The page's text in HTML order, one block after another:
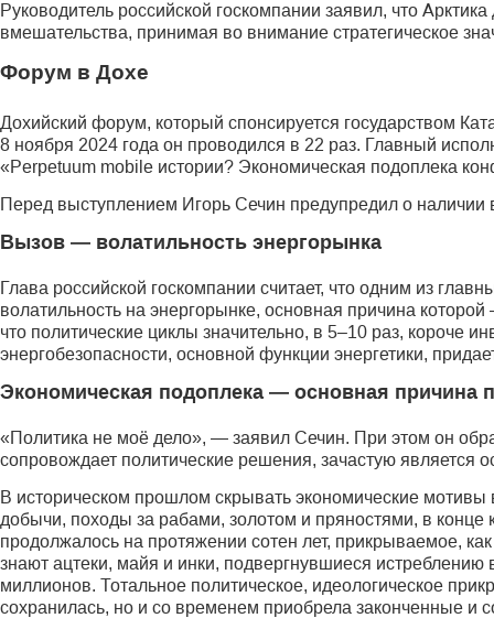
Руководитель российской госкомпании заявил, что
вмешательства, принимая во внимание стратегическое
Форум в Дохе
Дохийский форум, который спонсируется государством
8 ноября 2024 года он проводился в 22 раз. Главный
«Perpetuum mobile истории? Экономическая подоплека
Перед выступлением Игорь Сечин предупредил о
Вызов — волатильность энергорынка
Глава российской госкомпании считает, что одним из
волатильность на энергорынке, основная причина
что политические циклы значительно, в 5–10 раз, короче
энергобезопасности, основной функции энергетики,
Экономическая подоплека — основная причина
«Политика не моё дело», — заявил Сечин. При этом он
сопровождает политические решения, зачастую является
В историческом прошлом скрывать экономические
добычи, походы за рабами, золотом и пряностями, в
продолжалось на протяжении сотен лет, прикрываемое,
знают ацтеки, майя и инки, подвергнувшиеся истреблению
миллионов. Тотальное политическое, идеологическое
сохранилась, но и со временем приобрела законченные